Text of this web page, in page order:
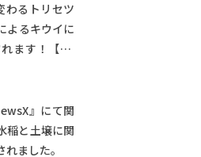
わるトリセツ
よるキウイに
ます！【TV
』にて関
稲と土壌に関
ました。